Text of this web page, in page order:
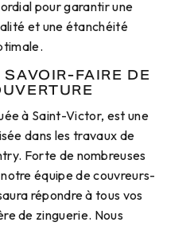
pour garantir une
et une étanchéité
FAIRE DE
à Saint-Victor, est une
dans les travaux de
Forte de nombreuses
équipe de couvreurs-
répondre à tous vos
de zinguerie. Nous